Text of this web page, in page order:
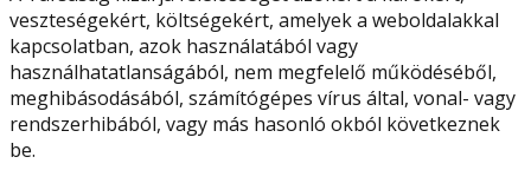
veszteségekért, költségekért, amelyek a weboldalakkal
kapcsolatban, azok használatából vagy
használhatatlanságából, nem megfelelő működéséből,
meghibásodásából, számítógépes vírus által, vonal- vagy
rendszerhibából, vagy más hasonló okból következnek
be.